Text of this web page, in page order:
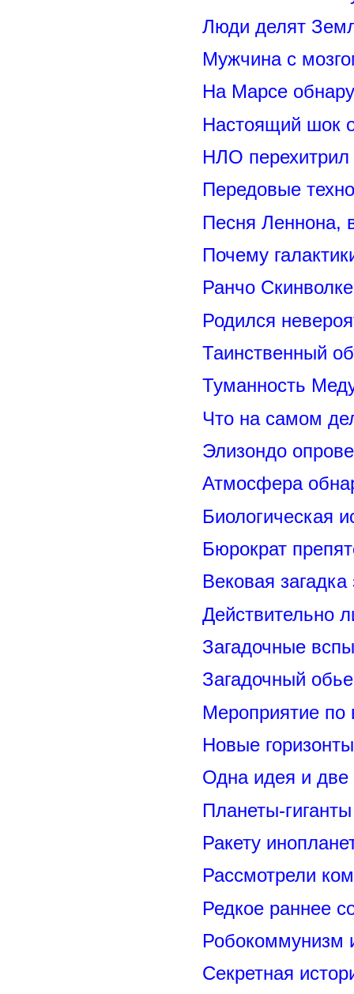
Люди делят
Мужчина с
На Марсе
Настоящий шок
НЛО перехитрил
Передовые
Песня Леннона,
Почему
Ранчо
Родился
Таинственный
Туманность
Что на самом
Элизондо
Атмосфера
Биологическая
Бюрократ
Вековая
Действительно
Загадочные
Загадочный
Мероприятие
Новые
Одна идея и две
Планеты-
Ракету
Рассмотрели
Редкое раннее
Секретная